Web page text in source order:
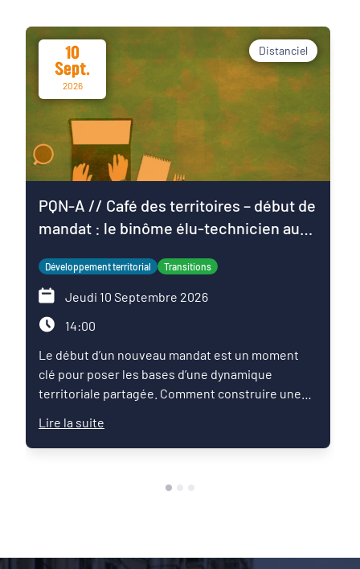
10
Sept.
2026
Distanciel
PQN-A // Café des territoires – début de
mandat : le binôme élu-technicien au
Développement territorial Transitions
Jeudi 10 Septembre 2026
14:00
Le début d’un nouveau mandat est un moment
clé pour poser les bases d’une dynamique
territoriale partagée. Comment construire une
Comment articuler les ambitions politiques,
l’expertise des services et les enjeux du territoire
?Ce Café des territoires propose un temps
Lire la suite